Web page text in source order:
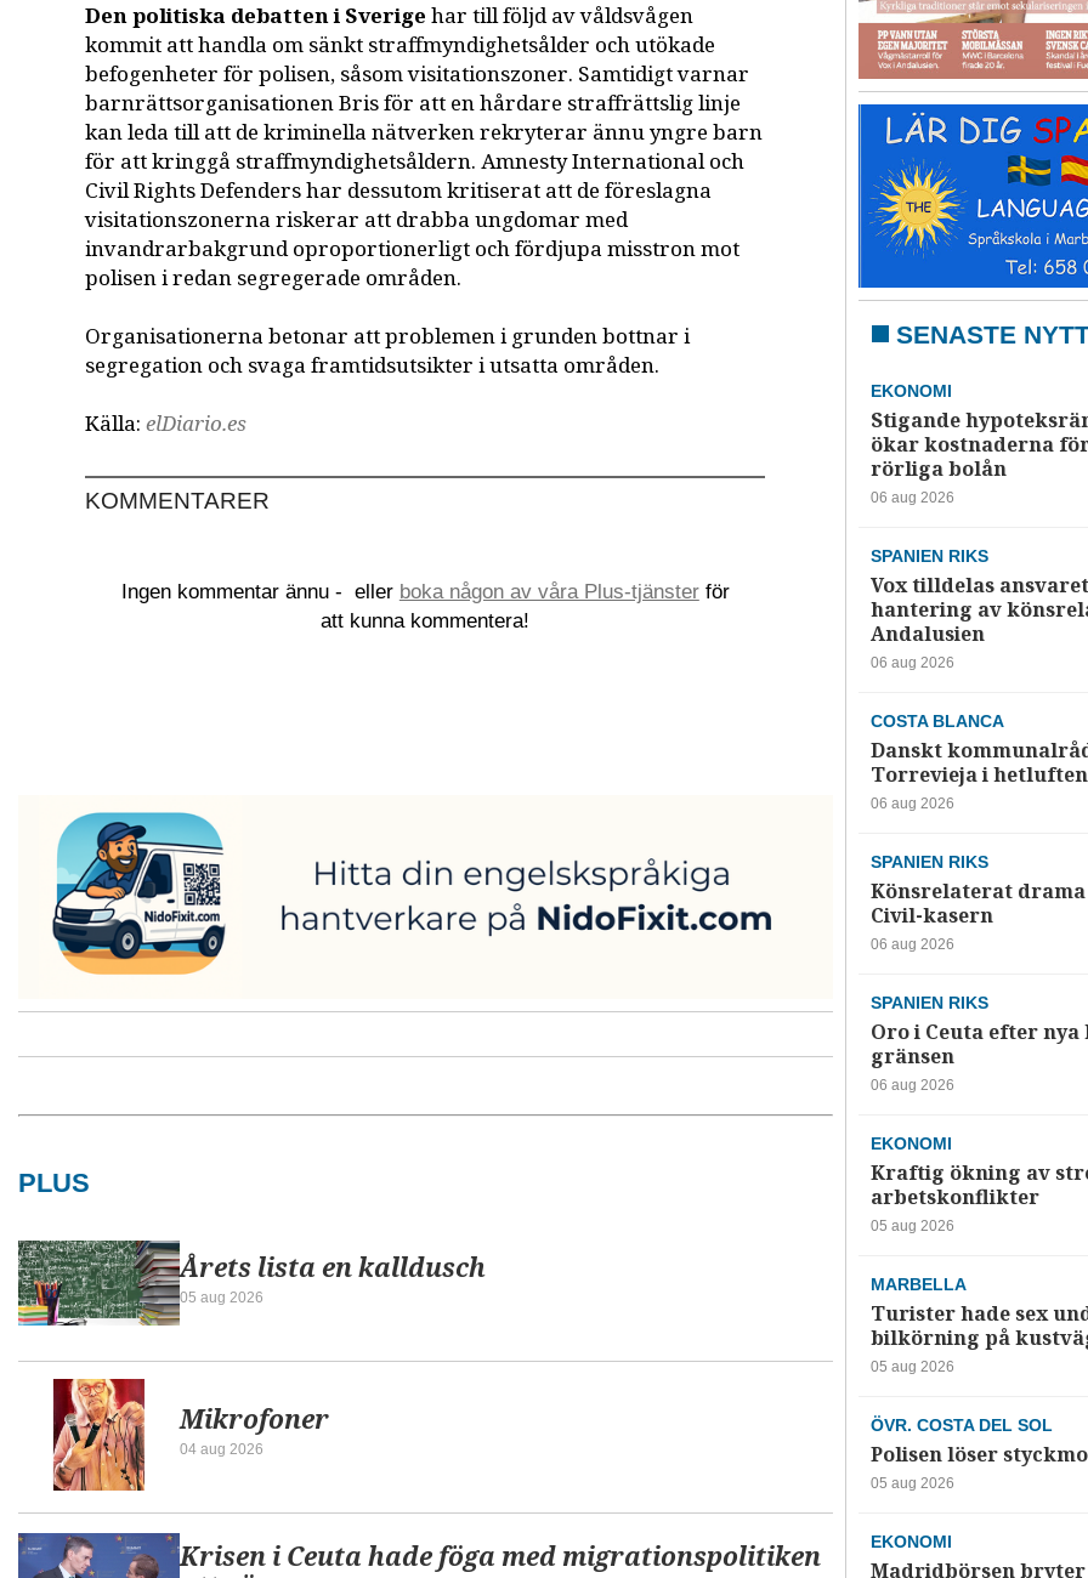
Den politiska debatten i Sverige har till följd av våldsvågen
kommit att handla om sänkt straffmyndighetsålder och utökade
befogenheter för polisen, såsom visitationszoner. Samtidigt varnar
barnrättsorganisationen Bris för att en hårdare straffrättslig linje
kan leda till att de kriminella nätverken rekryterar ännu yngre barn
för att kringgå straffmyndighetsåldern. Amnesty International och
Civil Rights Defenders har dessutom kritiserat att de föreslagna
visitationszonerna riskerar att drabba ungdomar med
invandrarbakgrund oproportionerligt och fördjupa misstron mot
polisen i redan segregerade områden.
Organisationerna betonar att problemen i grunden bottnar i
segregation och svaga framtidsutsikter i utsatta områden.
Källa:elDiario.es
KOMMENTARER
Ingen kommentar ännu - eller boka någon av våra Plus-tjänsterför
att kunna kommentera!
PLUS
Årets lista en kalldusch
05 aug 2026
Mikrofoner
04 aug 2026
Krisen i Ceuta hade föga med migrationspolitiken
SENASTE
EKONOMI
Stigande
ökar kostnaderna
rörliga bolån
06 aug 2026
SPANIEN RIKS
Vox tilldelas
hantering av
Andalusien
06 aug 2026
COSTA BLANCA
Danskt
Torrevieja i hetluften
06 aug 2026
SPANIEN RIKS
Könsrelaterat
Civil-kasern
06 aug 2026
SPANIEN RIKS
Oro i Ceuta efter
gränsen
06 aug 2026
EKONOMI
Kraftig ökning av
arbetskonflikter
05 aug 2026
MARBELLA
Turister hade sex
bilkörning på
05 aug 2026
ÖVR. COSTA DEL SOL
Polisen löser
05 aug 2026
EKONOMI
Madridbörsen bryter